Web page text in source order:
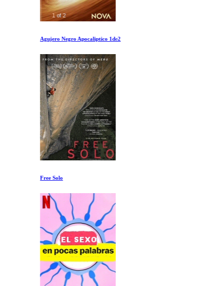
Agujero Negro Apocaliptico 1de2
Free Solo